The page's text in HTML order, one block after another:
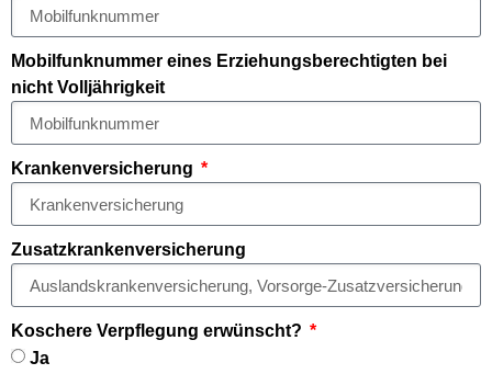
Mobilfunknummer eines Erziehungsberechtigten bei
nicht Volljährigkeit
Krankenversicherung
Zusatzkrankenversicherung
Koschere Verpflegung erwünscht?
Ja